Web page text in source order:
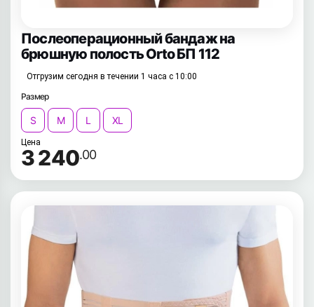
Послеоперационный бандаж на
брюшную полость Orto БП 112
Отгрузим сегодня в течении 1 часа с 10:00
Размер
S M L XL
Цена
3 240.00